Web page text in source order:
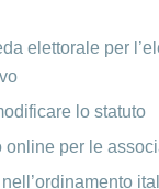
elettorale per
lo statuto
online per le
nell’ordinamento